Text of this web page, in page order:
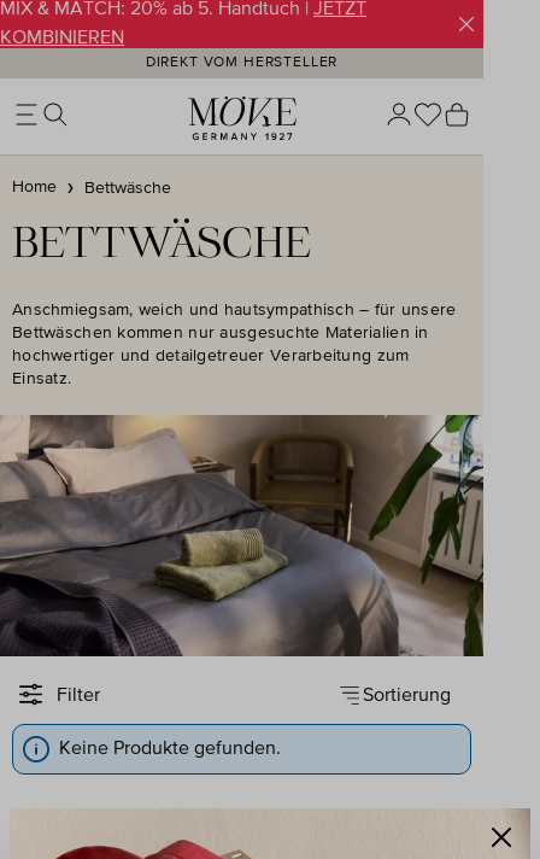
Zum Hauptinhalt springen
MIX & MATCH: 20% ab 5. Handtuch | JETZT
KOMBINIEREN
DIREKT VOM HERSTELLER
Du hast 0
Home Bettwäsche
BETTWÄSCHE
Anschmiegsam, weich und hautsympathisch – für unsere
Bettwäschen kommen nur ausgesuchte Materialien in
hochwertiger und detailgetreuer Verarbeitung zum
Einsatz.
Filter Sortierung
Keine Produkte gefunden.